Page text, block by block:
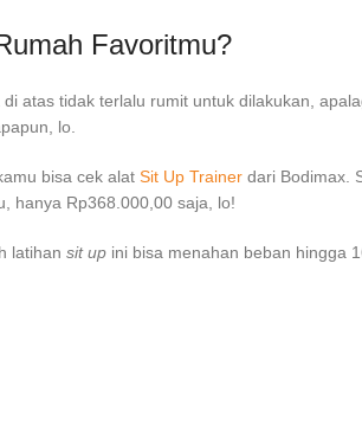
Favoritmu?
atas tidak terlalu rumit untuk dilakukan,
lo.
bisa cek alat Sit Up Trainer dari Bodimax.
hanya Rp368.000,00 saja, lo!
latihan sit up ini bisa menahan beban hingga